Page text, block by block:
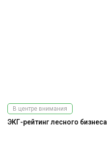
В центре внимания
ЭКГ-рейтинг лесного бизнеса